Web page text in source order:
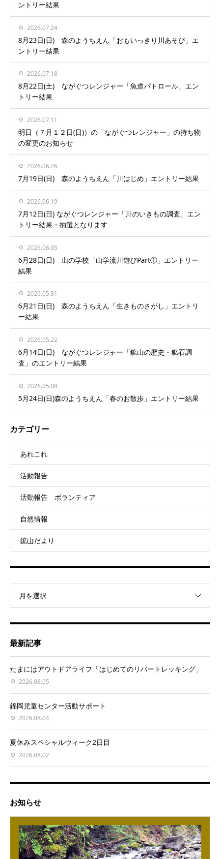
ントリー結果
2026.07.24
8月23日(日) 森のようちえん「おもいっきり川あそび」エ
ントリー結果
2026.07.18
8月22日(土) ながぐつレンジャー「魚道パトロール」エン
トリー結果
2026.07.11
明日（７月１２日(日)）の「ながぐつレンジャー」の持ち物
の変更のお知らせ
2026.06.26
7月19日(日) 森のようちえん「川はじめ」エントリー結果
2026.06.19
7月12日(日) ながぐつレンジャー「川のいきもの調査」エン
トリー結果・抽選となります
2026.06.05
6月28日(日) 山の学校「山学流川遊びPart①」エントリー
結果
2026.05.31
6月21日(日) 森のようちえん「生きものさがし」エントリ
ー結果
2026.05.22
6月14日(日) ながぐつレンジャー「鉱山の歴史・鉱石調
査」のエントリー結果
2026.05.08
5月24日(日)森のようちえん「春のお散歩」エントリー結果
カテゴリー
あれこれ
活動報告
活動報告 ボランティア
自然情報
鉱山だより
月を選択
最新記事
たまにはアウトドアライフ「はじめてのリバートレッキング」
2026.08.05
錦岡児童センター活動サポート
2026.08.04
夏休みスペシャルウィーク2日目
2026.08.02
お知らせ